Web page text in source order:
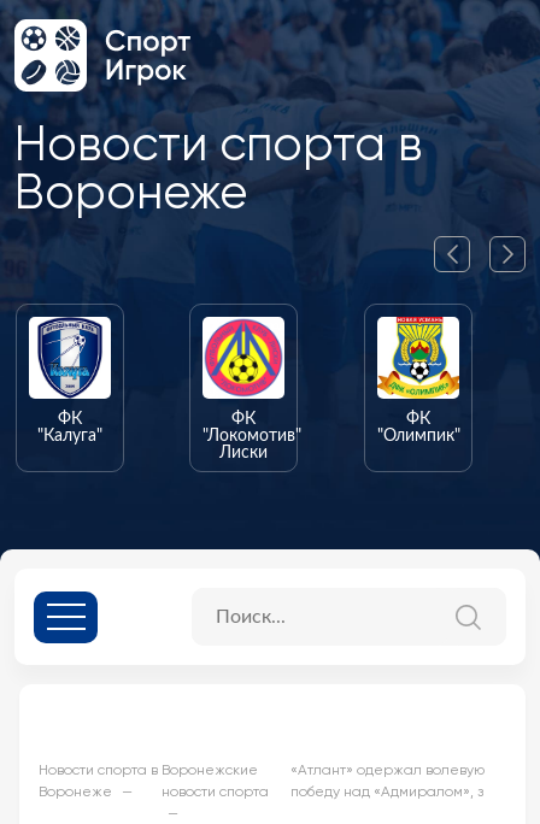
Новости спорта в
Воронеже
ФК
"Калуга"
ФК
"Локомотив"
Лиски
ФК
"Олимпик"
Новости спорта в
Воронеже
Воронежские
новости спорта
«Атлант» одержал волевую
победу над «Адмиралом», з